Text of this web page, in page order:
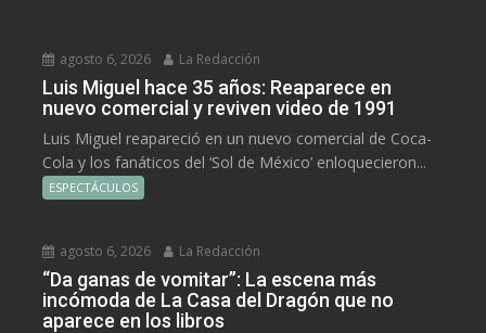
agosto 6, 2026 La Redacción
Luis Miguel hace 35 años: Reaparece en
nuevo comercial y reviven video de 1991
Luis Miguel reapareció en un nuevo comercial de Coca-
Cola y los fanáticos del ‘Sol de México’ enloquecieron...
ESPECTÁCULOS
agosto 6, 2026 La Redacción
“Da ganas de vomitar”: La escena más
incómoda de La Casa del Dragón que no
aparece en los libros